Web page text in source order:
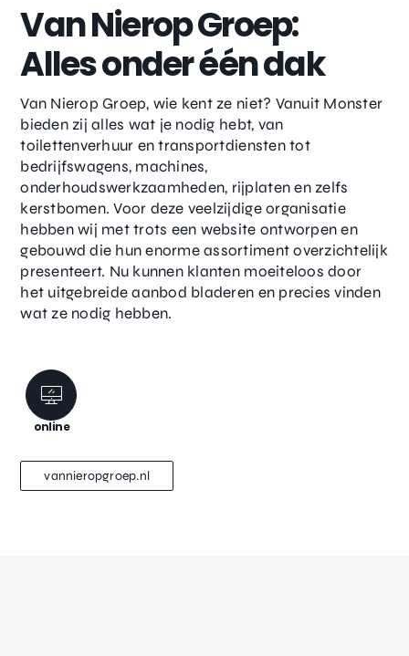
Van Nierop Groep:
Alles onder één dak
Van Nierop Groep, wie kent ze niet? Vanuit Monster
bieden zij alles wat je nodig hebt, van
toilettenverhuur en transportdiensten tot
bedrijfswagens, machines,
onderhoudswerkzaamheden, rijplaten en zelfs
kerstbomen. Voor deze veelzijdige organisatie
hebben wij met trots een website ontworpen en
gebouwd die hun enorme assortiment overzichtelijk
presenteert. Nu kunnen klanten moeiteloos door
het uitgebreide aanbod bladeren en precies vinden
wat ze nodig hebben.
online
vannieropgroep.nl